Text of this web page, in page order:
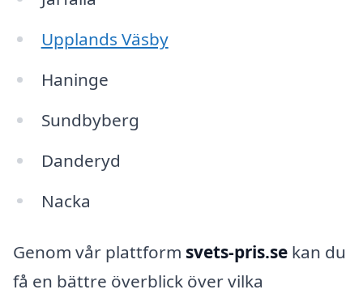
Upplands Väsby
Haninge
Sundbyberg
Danderyd
Nacka
Genom vår plattform svets-pris.se kan du
få en bättre överblick över vilka